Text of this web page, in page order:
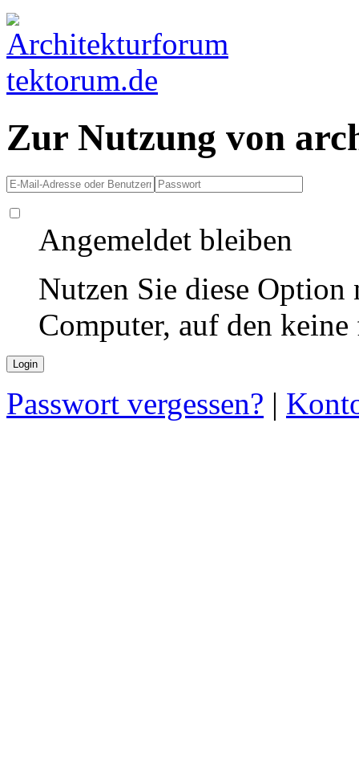
Zur Nutzung von
Angemeldet bleiben
Nutzen Sie diese
Computer, auf den
Passwort vergessen? |